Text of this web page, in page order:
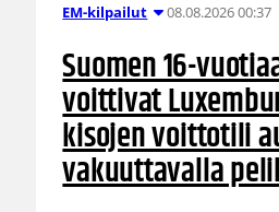
EM-kilpailut 08.08.2026 00:37
Suomen 16-
voittivat
kisojen voittotili
vakuuttavalla